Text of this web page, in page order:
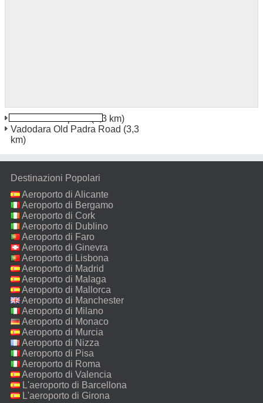
(3,3 km)
Vadodara Old Padra Road (3,3
km)
Destinazioni Popolari
Aeroporto di Alicante
Aeroporto di Bergamo
Aeroporto di Cork
Aeroporto di Dublino
Aeroporto di Faro
Aeroporto di Ginevra
Aeroporto di Lisbona
Aeroporto di Madrid
Aeroporto di Malaga
Aeroporto di Mallorca
Aeroporto di Manchester
Aeroporto di Milano
Malpensa
Aeroporto di Monaco
Aeroporto di Murcia
Aeroporto di Nizza
Aeroporto di Pisa
Aeroporto di Roma
Fiumicino
Aeroporto di Valencia
L'aeroporto di Barcellona
L'aeroporto di Girona